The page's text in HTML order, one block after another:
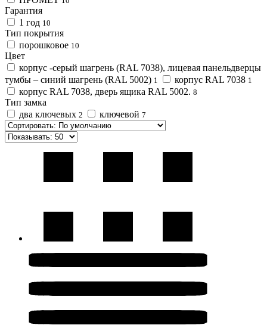
Гарантия
1 год 10
Тип покрытия
порошковое 10
Цвет
корпус -серый шагрень (RAL 7038), лицевая панельдверцы
тумбы – синий шагрень (RAL 5002) 1 корпус RAL 7038 1
корпус RAL 7038, дверь ящика RAL 5002. 8
Тип замка
два ключевых 2 ключевой 7